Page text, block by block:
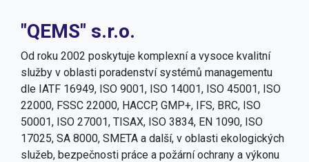
"QEMS" s.r.o.
Od roku 2002 poskytuje komplexní a vysoce kvalitní
služby v oblasti poradenství systémů managementu
dle IATF 16949, ISO 9001, ISO 14001, ISO 45001, ISO
22000, FSSC 22000, HACCP, GMP+, IFS, BRC, ISO
50001, ISO 27001, TISAX, ISO 3834, EN 1090, ISO
17025, SA 8000, SMETA a další, v oblasti ekologických
služeb, bezpečnosti práce a požární ochrany a výkonu